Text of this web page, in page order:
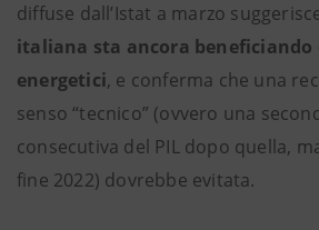
diffuse dall’Istat a marzo
italiana sta ancora beneficiando
energetici, e conferma che una
senso “tecnico” (ovvero una
consecutiva del PIL dopo quella,
fine 2022) dovrebbe evitata.